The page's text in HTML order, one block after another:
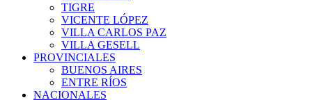
TIGRE
VICENTE LÓPEZ
VILLA CARLOS PAZ
VILLA GESELL
PROVINCIALES
BUENOS AIRES
ENTRE RÍOS
NACIONALES